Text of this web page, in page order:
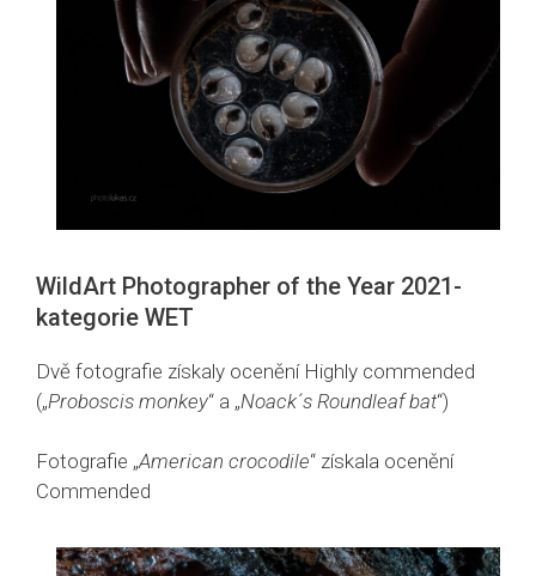
WildArt Photographer of the Year 2021-
kategorie WET
Dvě fotografie získaly ocenění Highly commended
(„Proboscis monkey“ a „Noack´s Roundleaf bat“)
Fotografie „American crocodile“ získala ocenění
Commended